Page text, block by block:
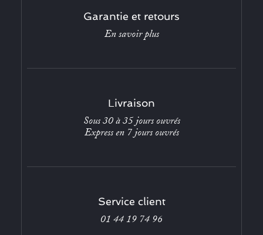
Garantie et retours
En savoir plus
Livraison
Sous 30 à 35 jours ouvrés
Express en 7 jours ouvrés
Service client
01 44 19 74 96